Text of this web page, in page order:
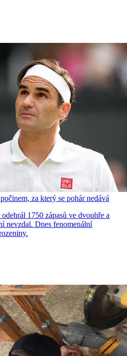
za který se pohár nedává
1750 zápasů ve dvouhře a
nevzdal. Dnes fenomenální